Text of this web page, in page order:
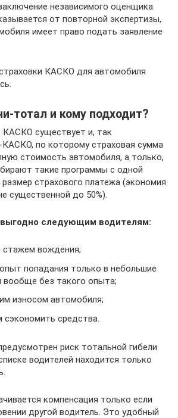
независимого оценщика.
от повторной экспертизы,
имеет право подать заявление
КАСКО для автомобиля
тотал и кому подходит?
существует и, так
по которому страховая сумма
стоимость автомобиля, а только,
такие программы с одной
страхового платежа (экономия
существенной до 50%).
следующим водителям:
вождения;
попадания только в небольшие
вообще без такого опыта;
износом автомобиля;
средства.
риск тотальной гибели
водителей находится только
компенсация только если
другой водитель. Это удобный